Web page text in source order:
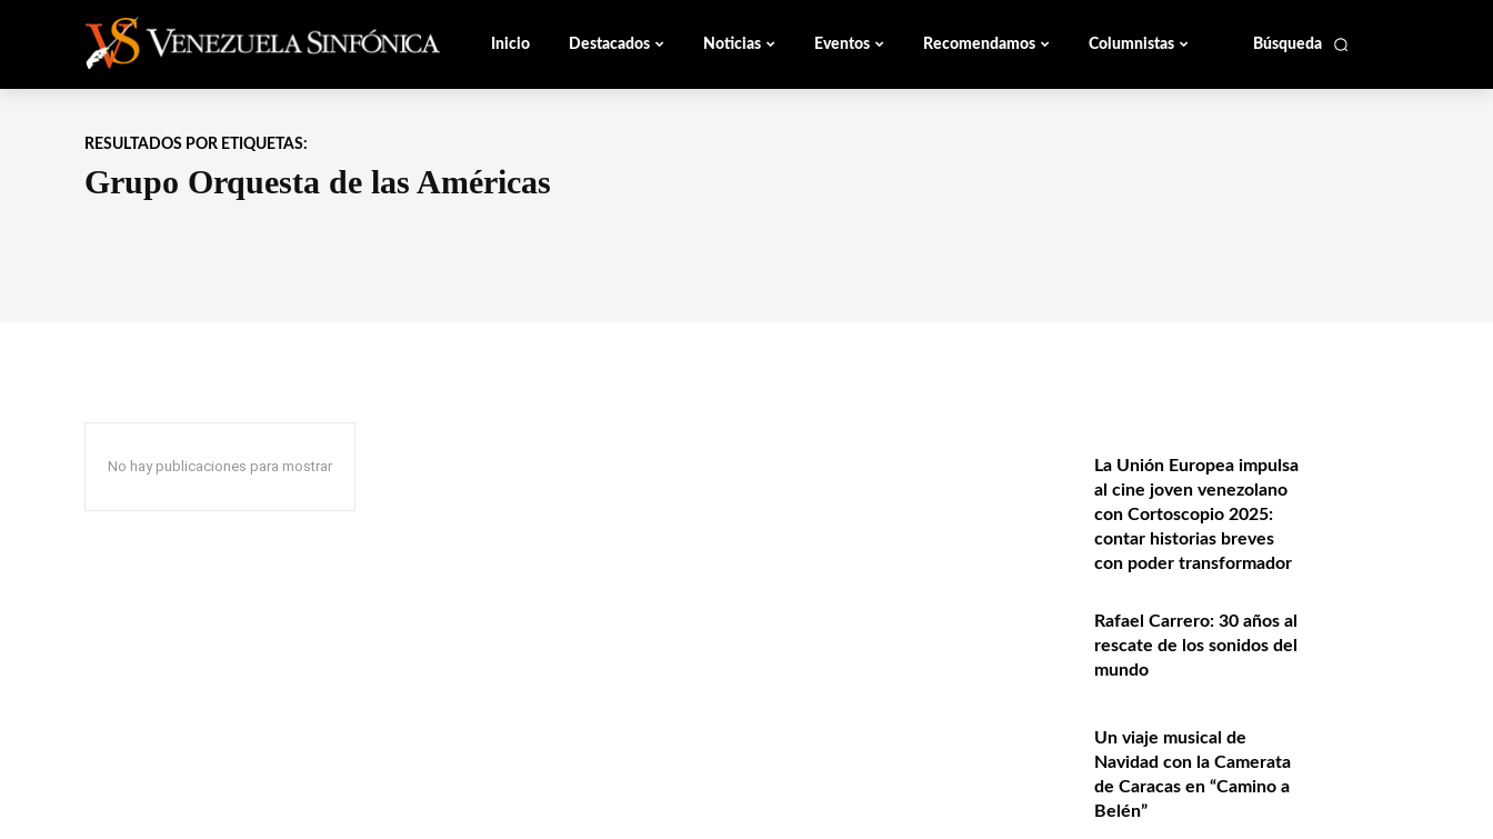
Búsqueda
Inicio Destacados Noticias Eventos Recomendamos Columnistas
RESULTADOS POR ETIQUETAS:
Grupo Orquesta de las Américas
No hay publicaciones para mostrar
La Unión Europea impulsa
al cine joven venezolano
con Cortoscopio 2025:
contar historias breves
con poder transformador
Rafael Carrero: 30 años al
rescate de los sonidos del
mundo
Un viaje musical de
Navidad con la Camerata
de Caracas en “Camino a
Belén”